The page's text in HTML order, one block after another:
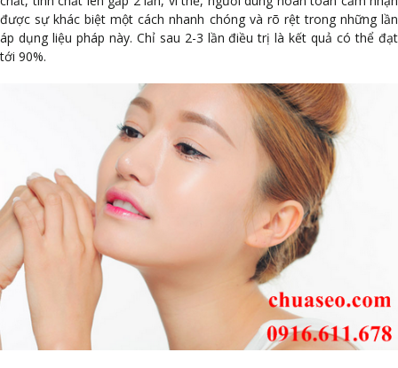
được sự khác biệt một cách nhanh chóng và rõ rệt trong những lần
áp dụng liệu pháp này. Chỉ sau 2-3 lần điều trị là kết quả có thể đạt
tới 90%.